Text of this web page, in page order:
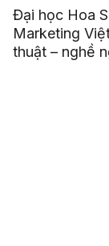
Đại học Hoa
Marketing
thuật – nghề